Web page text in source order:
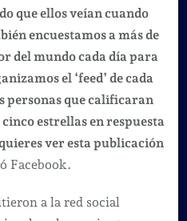
que ellos veían cuando
encuestamos a más de
del mundo cada día para
el ‘feed’ de cada
personas que calificaran
estrellas en respuesta
ver esta publicación
Facebook.
a la red social